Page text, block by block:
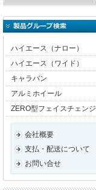
ハイエース（ナロー）
ハイエース（ワイド）
キャラバン
アルミホイール
ZERO型フェイスチェンジ
会社概要
支払・配送について
お問い合せ